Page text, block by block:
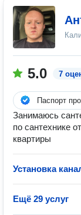
5.0 7
Паспорт
Занимаюсь
по сантехнике
квартиры
Установка
Ещё 29 услуг